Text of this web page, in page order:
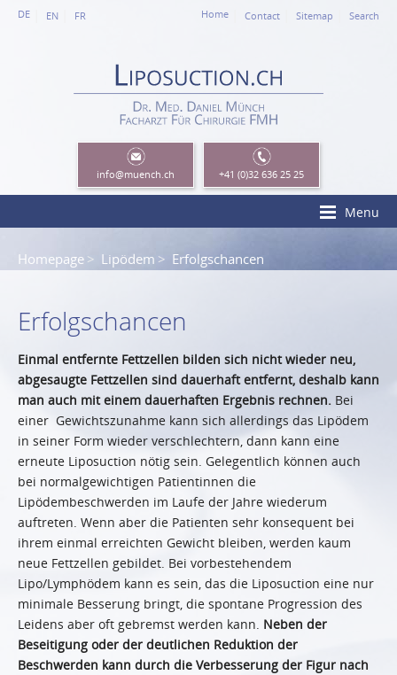
DE EN FR Home Contact Sitemap Search
Menu
Homepage Lipödem Erfolgschancen
Erfolgschancen
Einmal entfernte Fettzellen bilden sich nicht wieder neu,
abgesaugte Fettzellen sind dauerhaft entfernt, deshalb kann
man auch mit einem dauerhaften Ergebnis rechnen. Bei
einer Gewichtszunahme kann sich allerdings das Lipödem
in seiner Form wieder verschlechtern, dann kann eine
erneute Liposuction nötig sein. Gelegentlich können auch
bei normalgewichtigen Patientinnen die
Lipödembeschwerden im Laufe der Jahre wiederum
auftreten. Wenn aber die Patienten sehr konsequent bei
ihrem einmal erreichten Gewicht bleiben, werden kaum
neue Fettzellen gebildet. Bei vorbestehendem
Lipo/Lymphödem kann es sein, das die Liposuction eine nur
minimale Besserung bringt, die spontane Progression des
Leidens aber oft gebremst werden kann. Neben der
Beseitigung oder der deutlichen Reduktion der
Beschwerden kann durch die Verbesserung der Figur nach
info@muench.ch +41 (0)32 636 25 25